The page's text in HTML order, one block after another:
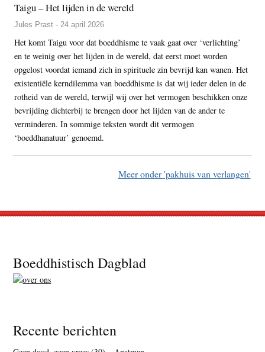
Taigu – Het lijden in de wereld
Jules Prast - 24 april 2026
Het komt Taigu voor dat boeddhisme te vaak gaat over ‘verlichting’
en te weinig over het lijden in de wereld, dat eerst moet worden
opgelost voordat iemand zich in spirituele zin bevrijd kan wanen. Het
existentiële kerndilemma van boeddhisme is dat wij ieder delen in de
rotheid van de wereld, terwijl wij over het vermogen beschikken onze
bevrijding dichterbij te brengen door het lijden van de ander te
verminderen. In sommige teksten wordt dit vermogen
‘boeddhanatuur’ genoemd.
Meer onder 'pakhuis van verlangen'
Footer
Boeddhistisch Dagblad
Recente berichten